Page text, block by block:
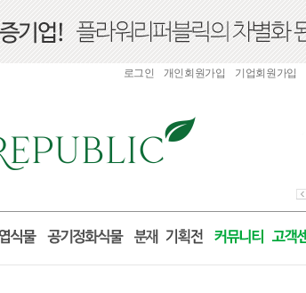
로그인 개인회원가입 기업회원가입